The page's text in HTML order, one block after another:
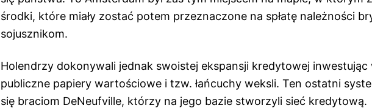
środki, które miały zostać potem przeznaczone na spłatę należności
sojusznikom.
Holendrzy dokonywali jednak swoistej ekspansji kredytowej inwestując
publiczne papiery wartościowe i tzw. łańcuchy weksli. Ten ostatni
się braciom DeNeufville, którzy na jego bazie stworzyli sieć kredytową.